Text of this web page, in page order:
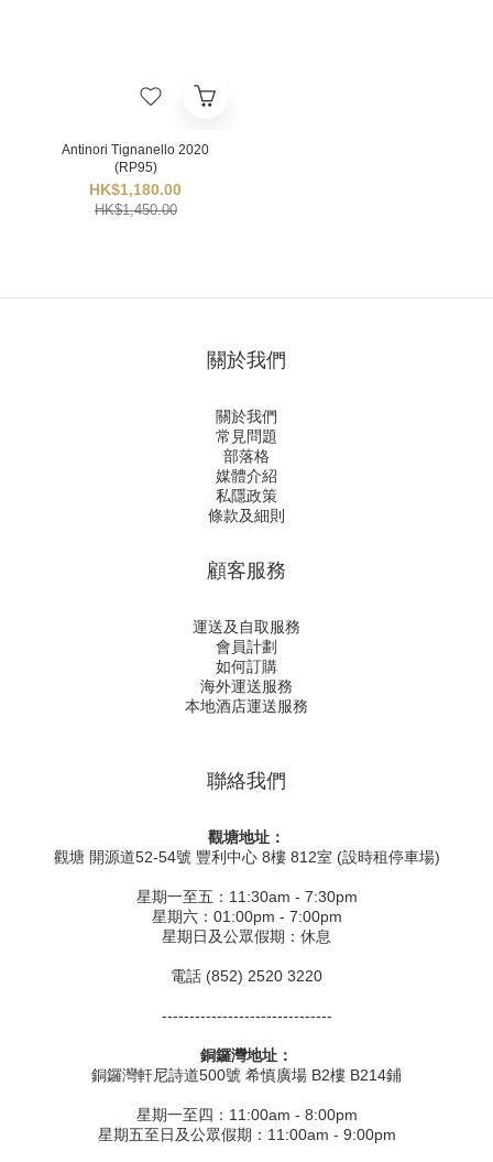
Antinori Tignanello 2020
(RP95)
HK$1,180.00
HK$1,450.00
關於我們
關於我們
常見問題
部落格
媒體介紹
私隱政策
條款及細則
顧客服務
運送及自取服務
會員計劃
如何訂購
海外運送服務
本地酒店運送服務
聯絡我們
觀塘地址：
觀塘 開源道52-54號 豐利中心 8樓 812室 (設時租停車場)
星期一至五：11:30am - 7:30pm
星期六：01:00pm - 7:00pm
星期日及公眾假期：休息
電話 (852) 2520 3220
-------------------------------
銅鑼灣地址：
銅鑼灣軒尼詩道500號 希慎廣場 B2樓 B214鋪
星期一至四：11:00am - 8:00pm
星期五至日及公眾假期：11:00am - 9:00pm